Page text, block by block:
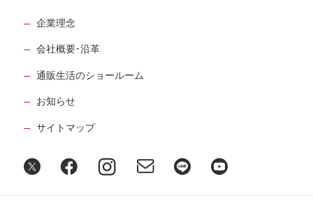
企業理念
会社概要･沿革
通販生活のショールーム
お知らせ
サイトマップ